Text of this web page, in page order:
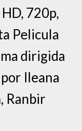
720p,
Pelicula
dirigida
Ileana
Ranbir